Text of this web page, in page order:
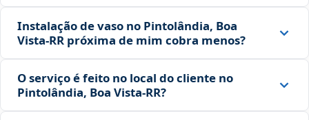
Instalação de vaso no Pintolândia, Boa
Vista‑RR próxima de mim cobra menos?
O serviço é feito no local do cliente no
Pintolândia, Boa Vista‑RR?